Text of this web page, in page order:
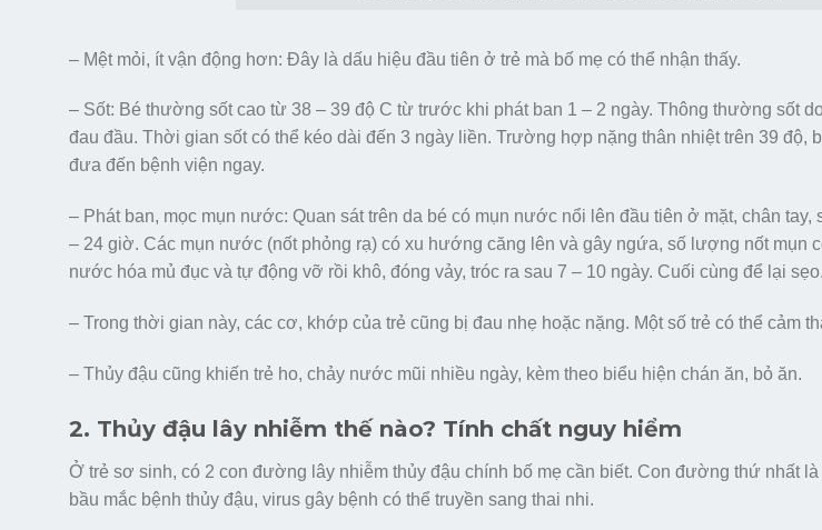
– Mệt mỏi, ít vận động hơn: Đây là dấu hiệu đầu tiên ở trẻ mà bố mẹ có thể nhận thấy.
– Sốt: Bé thường sốt cao từ 38 – 39 độ C từ trước khi phát ban 1 – 2 ngày. Thông thường sốt
đau đầu. Thời gian sốt có thể kéo dài đến 3 ngày liền. Trường hợp nặng thân nhiệt trên 39 độ,
đưa đến bệnh viện ngay.
– Phát ban, mọc mụn nước: Quan sát trên da bé có mụn nước nổi lên đầu tiên ở mặt, chân tay,
– 24 giờ. Các mụn nước (nốt phỏng rạ) có xu hướng căng lên và gây ngứa, số lượng nốt mụn
nước hóa mủ đục và tự động vỡ rồi khô, đóng vảy, tróc ra sau 7 – 10 ngày. Cuối cùng để lại sẹo.
– Trong thời gian này, các cơ, khớp của trẻ cũng bị đau nhẹ hoặc nặng. Một số trẻ có thể cảm
– Thủy đậu cũng khiến trẻ ho, chảy nước mũi nhiều ngày, kèm theo biểu hiện chán ăn, bỏ ăn.
2. Thủy đậu lây nhiễm thế nào? Tính chất nguy hiểm
Ở trẻ sơ sinh, có 2 con đường lây nhiễm thủy đậu chính bố mẹ cần biết. Con đường thứ nhất
bầu mắc bệnh thủy đậu, virus gây bệnh có thể truyền sang thai nhi.